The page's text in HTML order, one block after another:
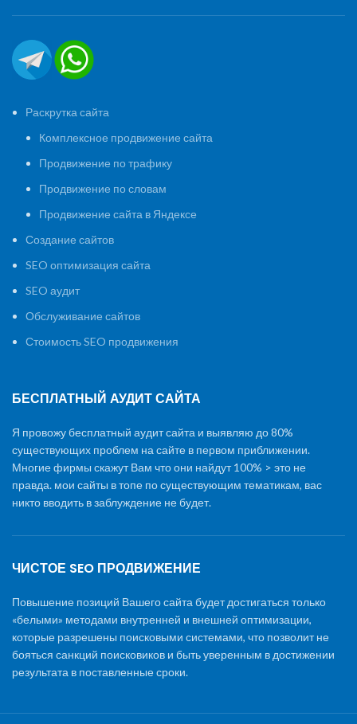
Раскрутка сайта
Комплексное продвижение сайта
Продвижение по трафику
Продвижение по словам
Продвижение сайта в Яндексе
Создание сайтов
SEO оптимизация сайта
SEO аудит
Обслуживание сайтов
Стоимость SEO продвижения
БЕСПЛАТНЫЙ АУДИТ САЙТА
Я провожу бесплатный аудит сайта и выявляю до 80%
существующих проблем на сайте в первом приближении.
Многие фирмы скажут Вам что они найдут 100% > это не
правда. мои сайты в топе по существующим тематикам, вас
никто вводить в заблуждение не будет.
ЧИСТОЕ SEO ПРОДВИЖЕНИЕ
Повышение позиций Вашего сайта будет достигаться только
«белыми» методами внутренней и внешней оптимизации,
которые разрешены поисковыми системами, что позволит не
бояться санкций поисковиков и быть уверенным в достижении
результата в поставленные сроки.